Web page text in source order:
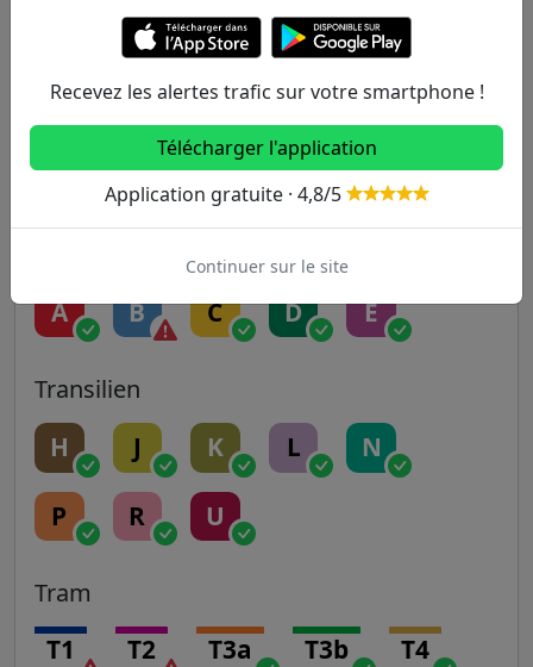
6 7 7B 8
9 10 11 12 13
14
A B C D E
Transilien
H J K L N
P R U
Tram
T1 T2 T3a T3b T4
Recevez les alertes trafic sur votre smartphone !
Télécharger l'application
Application gratuite · 4,8/5
Continuer sur le site